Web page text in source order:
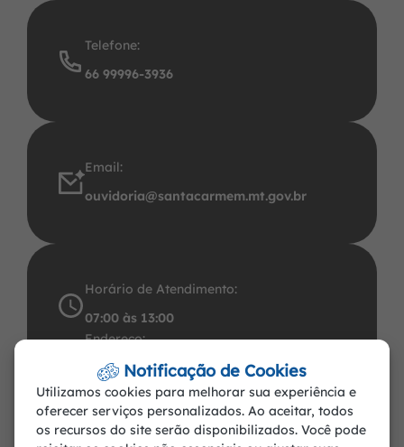
Telefone:
66 99996-3936
Email:
ouvidoria@santacarmem.mt.gov.br
Horário de Atendimento:
07:00 às 13:00
Endereço:
Avenida Santos Dumont, 491 Centro CEP:
78.545-000. CNPJ: 37.465.283/0001-57
Santa Carmem-MT
Notificação de Cookies
Utilizamos cookies para melhorar sua experiência e
oferecer serviços personalizados. Ao aceitar, todos
os recursos do site serão disponibilizados. Você pode